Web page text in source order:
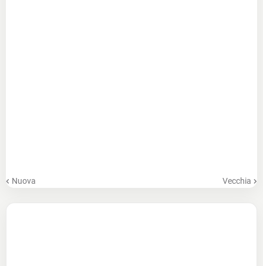
Nuova Vecchia